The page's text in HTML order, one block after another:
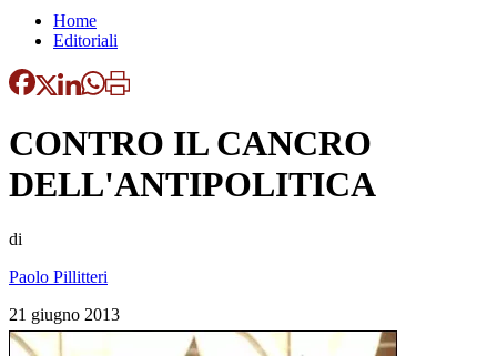
Home
Editoriali
CONTRO IL CANCRO
DELL'ANTIPOLITICA
di
Paolo Pillitteri
21 giugno 2013